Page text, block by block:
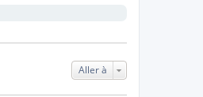
Aller à